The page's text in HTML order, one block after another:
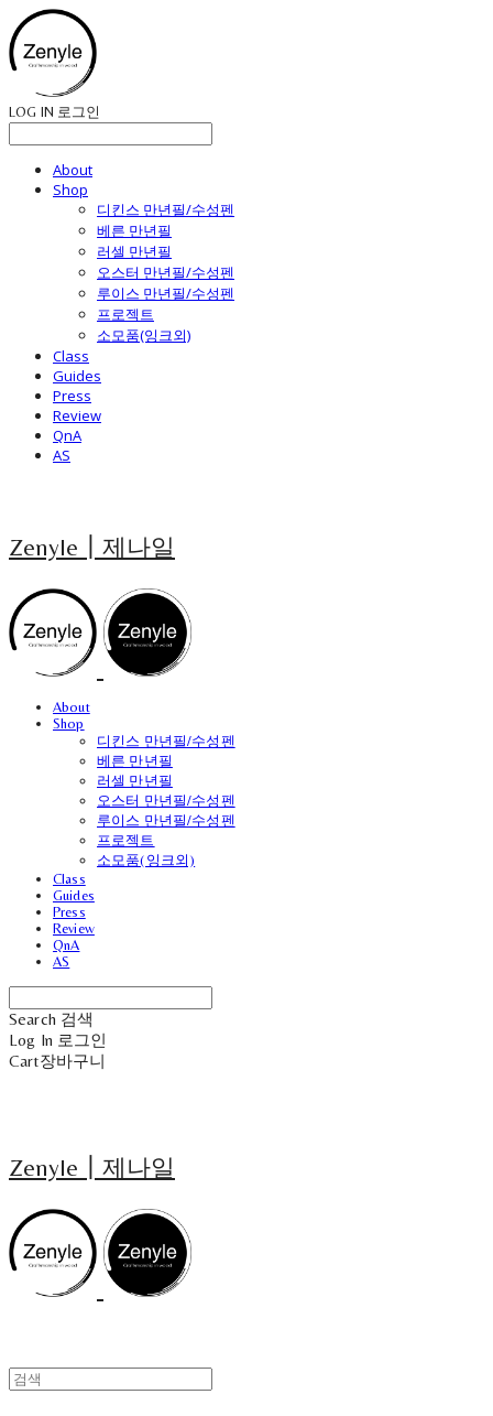
LOG IN 로그인
About
Shop
디킨스 만년필/수성펜
베른 만년필
러셀 만년필
오스터 만년필/수성펜
루이스 만년필/수성펜
프로젝트
소모품(잉크외)
Class
Guides
Press
Review
QnA
AS
Zenyle┃제나일
About
Shop
디킨스 만년필/수성펜
베른 만년필
러셀 만년필
오스터 만년필/수성펜
루이스 만년필/수성펜
프로젝트
소모품(잉크외)
Class
Guides
Press
Review
QnA
AS
Search 검색
Log In 로그인
Cart장바구니
Zenyle┃제나일